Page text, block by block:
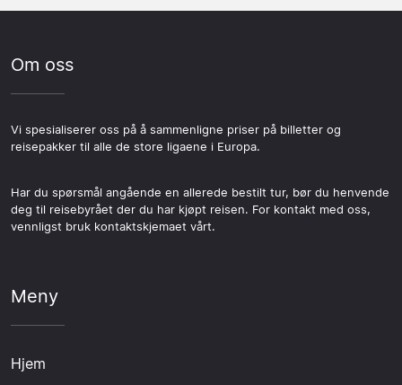
Om oss
Vi spesialiserer oss på å sammenligne priser på billetter og
reisepakker til alle de store ligaene i Europa.
Har du spørsmål angående en allerede bestilt tur, bør du henvende
deg til reisebyrået der du har kjøpt reisen. For kontakt med oss,
vennligst bruk kontaktskjemaet vårt.
Meny
Hjem